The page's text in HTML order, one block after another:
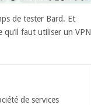
de tester Bard. Et
qu’il faut utiliser un VPN
de services